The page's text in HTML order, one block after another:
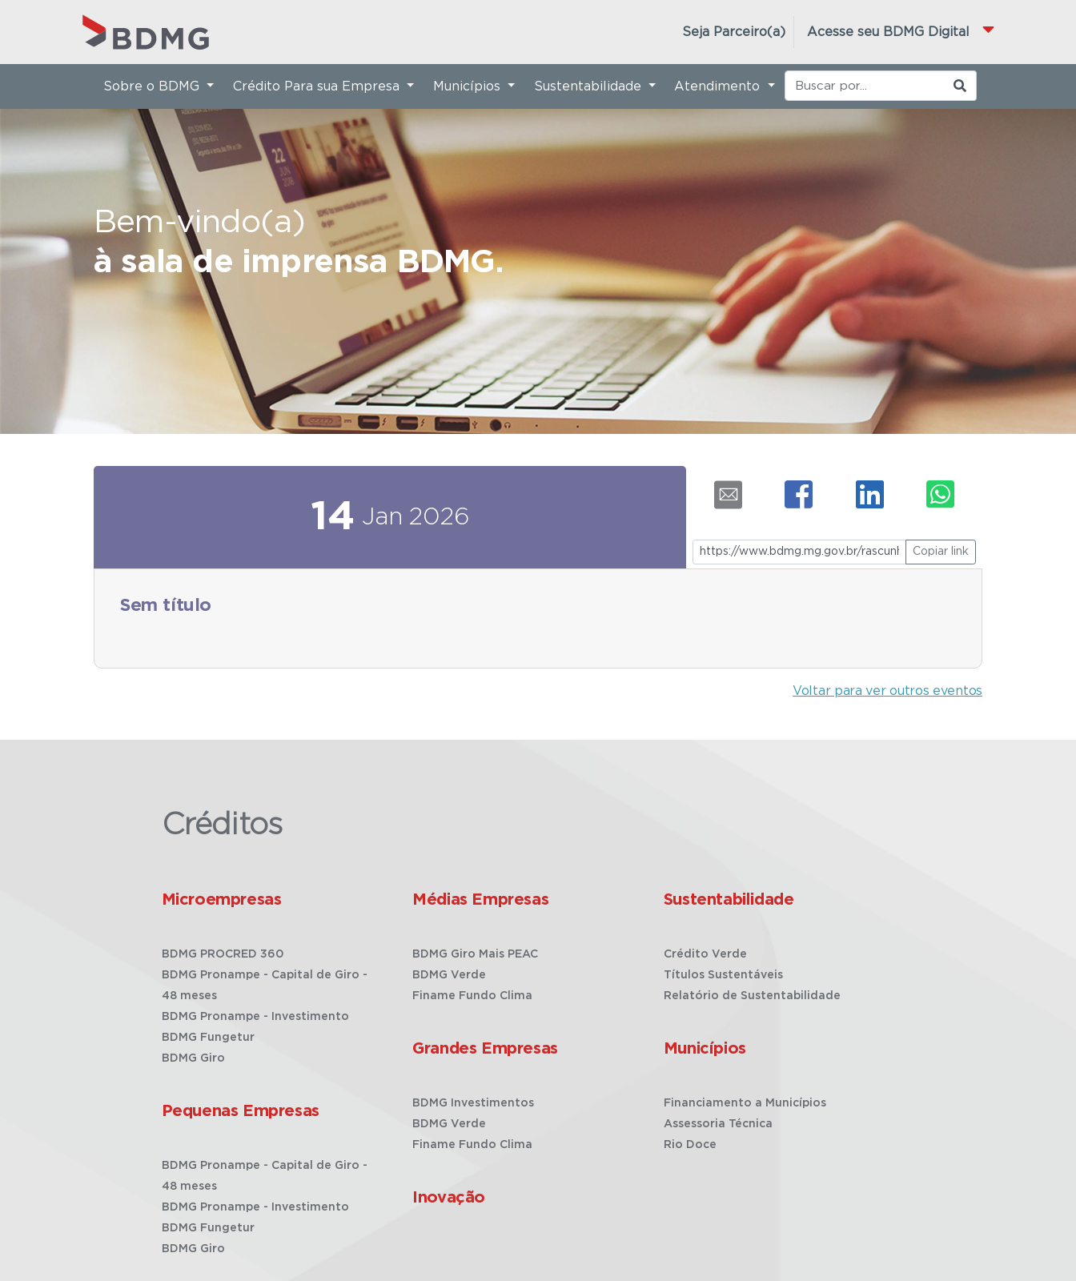
Acesse seu BDMG Digital
Seja Parceiro(a)
Bem-vindo(a)
à sala de imprensa BDMG.
Sobre o BDMG Crédito Para sua Empresa Municípios Sustentabilidade Atendimento
14 Jan 2026
Copiar link
Sem título
Voltar para ver outros eventos
Créditos
Microempresas
BDMG PROCRED 360
BDMG Pronampe - Capital de Giro -
48 meses
BDMG Pronampe - Investimento
BDMG Fungetur
BDMG Giro
Pequenas Empresas
BDMG Pronampe - Capital de Giro -
48 meses
BDMG Pronampe - Investimento
BDMG Fungetur
BDMG Giro
Médias Empresas
BDMG Giro Mais PEAC
BDMG Verde
Finame Fundo Clima
Grandes Empresas
BDMG Investimentos
BDMG Verde
Finame Fundo Clima
Inovação
Sustentabilidade
Crédito Verde
Títulos Sustentáveis
Relatório de Sustentabilidade
Municípios
Financiamento a Municípios
Assessoria Técnica
Rio Doce